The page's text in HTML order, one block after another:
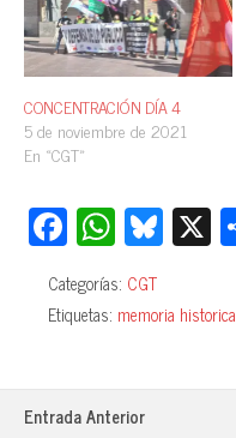
CONCENTRACIÓN DÍA 4
5 de noviembre de 2021
En «CGT»
Fa
ce
bo
ok
W
ha
ts
A
pp
Bl
ue
sk
y
X
Categorías: CGT
Etiquetas: memoria historica
Entrada Anterior